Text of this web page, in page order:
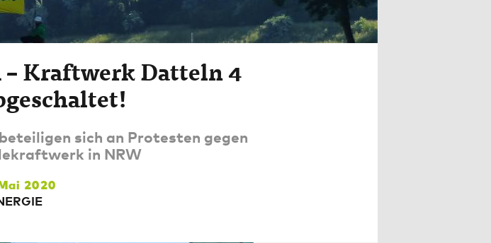
– Kraftwerk Datteln 4
sich an Protesten gegen
in NRW
2020